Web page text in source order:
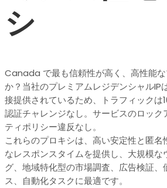
シ
Canada で最も信頼性が高く、高性能
か？当社のプレミアムレジデンシャルIP
接提供されているため、トラフィックは
認証チャレンジなし。サービスのロック
ティポリシー違反なし。
これらのプロキシは、高い安定性と匿名
なレスポンスタイムを提供し、大規模な
グ、地域特化型の市場調査、広告検証、
ス、自動化タスクに最適です。